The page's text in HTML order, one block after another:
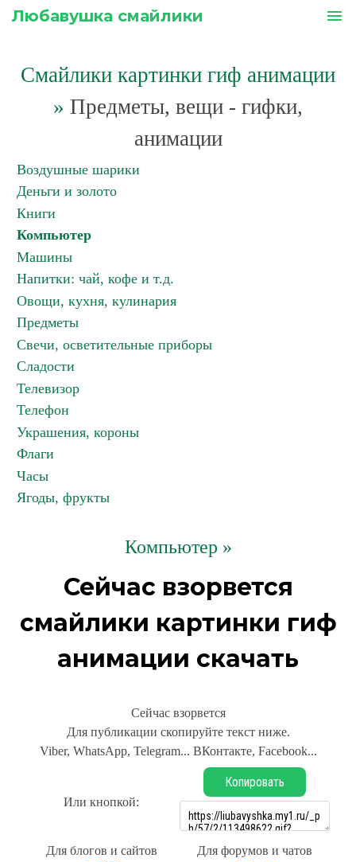
Любавушка смайлики menu
Смайлики картинки гиф анимации
» Предметы, вещи - гифки,
анимации
Воздушные шарики
Деньги и золото
Книги
Компьютер
Машины
Напитки: чай, кофе и т.д.
Овощи, кухня, кулинария
Предметы
Свечи, осветительные приборы
Сладости
Телевизор
Телефон
Украшения, короны
Флаги
Часы
Ягоды, фрукты
Компьютер »
Сейчас взорвется
смайлики картинки гиф
анимации скачать
Сейчас взорвется
Для публикации скопируйте текст ниже.
Viber, WhatsApp, Telegram... ВКонтакте, Facebook...
Или кнопкой:
Копировать
Для блогов и сайтов Для форумов и чатов